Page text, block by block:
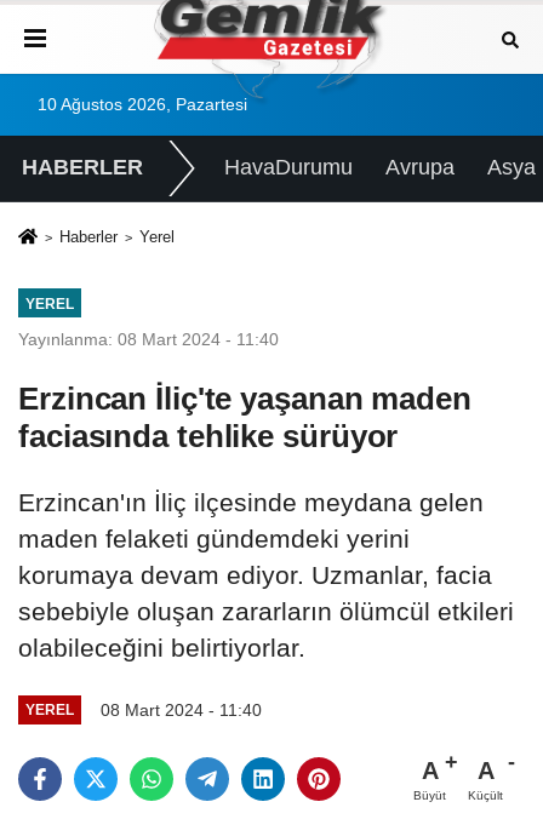
10 Ağustos 2026, Pazartesi
HABERLER HavaDurumu Avrupa Asya
Haberler Yerel
YEREL
Yayınlanma: 08 Mart 2024 - 11:40
Erzincan İliç'te yaşanan maden
faciasında tehlike sürüyor
Erzincan'ın İliç ilçesinde meydana gelen
maden felaketi gündemdeki yerini
korumaya devam ediyor. Uzmanlar, facia
sebebiyle oluşan zararların ölümcül etkileri
olabileceğini belirtiyorlar.
YEREL 08 Mart 2024 - 11:40
A
Büyüt
A
Küçült